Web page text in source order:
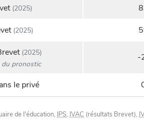
(2025)
(2025)
(2025)
du pronostic
-
le privé
de l'éducation, IPS, IVAC (résultats Brevet),